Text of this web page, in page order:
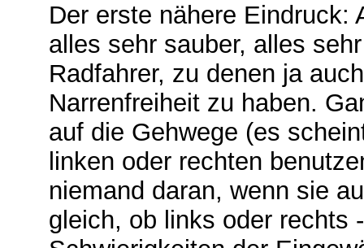
Der erste nähere Eindruck:
alles sehr sauber, alles
Radfahrer, zu denen ja
Narrenfreiheit zu haben.
auf die Gehwege (es
linken oder rechten
niemand daran, wenn sie
gleich, ob links oder rechts